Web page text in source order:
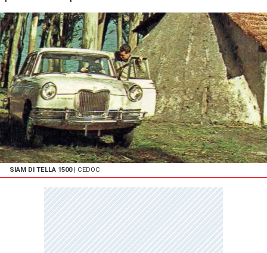
SIAM DI TELLA 1500| CEDOC